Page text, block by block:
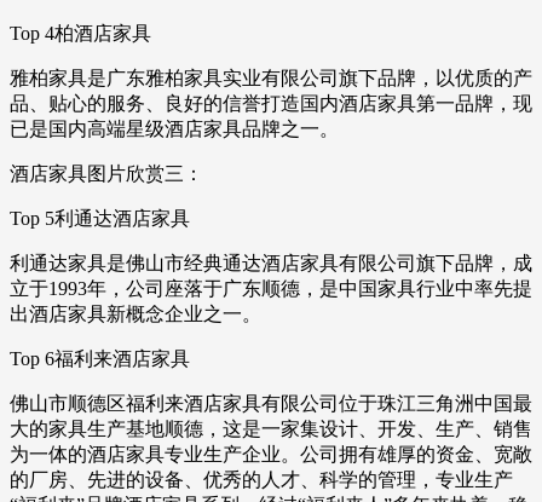
Top 4柏酒店家具
雅柏家具是广东雅柏家具实业有限公司旗下品牌，以优质的产
品、贴心的服务、良好的信誉打造国内酒店家具第一品牌，现
已是国内高端星级酒店家具品牌之一。
酒店家具图片欣赏三：
Top 5利通达酒店家具
利通达家具是佛山市经典通达酒店家具有限公司旗下品牌，成
立于1993年，公司座落于广东顺德，是中国家具行业中率先提
出酒店家具新概念企业之一。
Top 6福利来酒店家具
佛山市顺德区福利来酒店家具有限公司位于珠江三角洲中国最
大的家具生产基地顺德，这是一家集设计、开发、生产、销售
为一体的酒店家具专业生产企业。公司拥有雄厚的资金、宽敞
的厂房、先进的设备、优秀的人才、科学的管理，专业生产